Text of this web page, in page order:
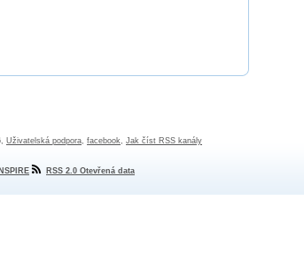
Uživatelská podpora, facebook, Jak číst RSS kanály
RSS 2.0 Otevřená data